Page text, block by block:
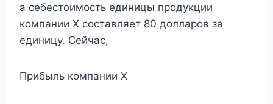
а себестоимость единицы продукции
компании X составляет 80 долларов за
единицу. Сейчас,
Прибыль компании X